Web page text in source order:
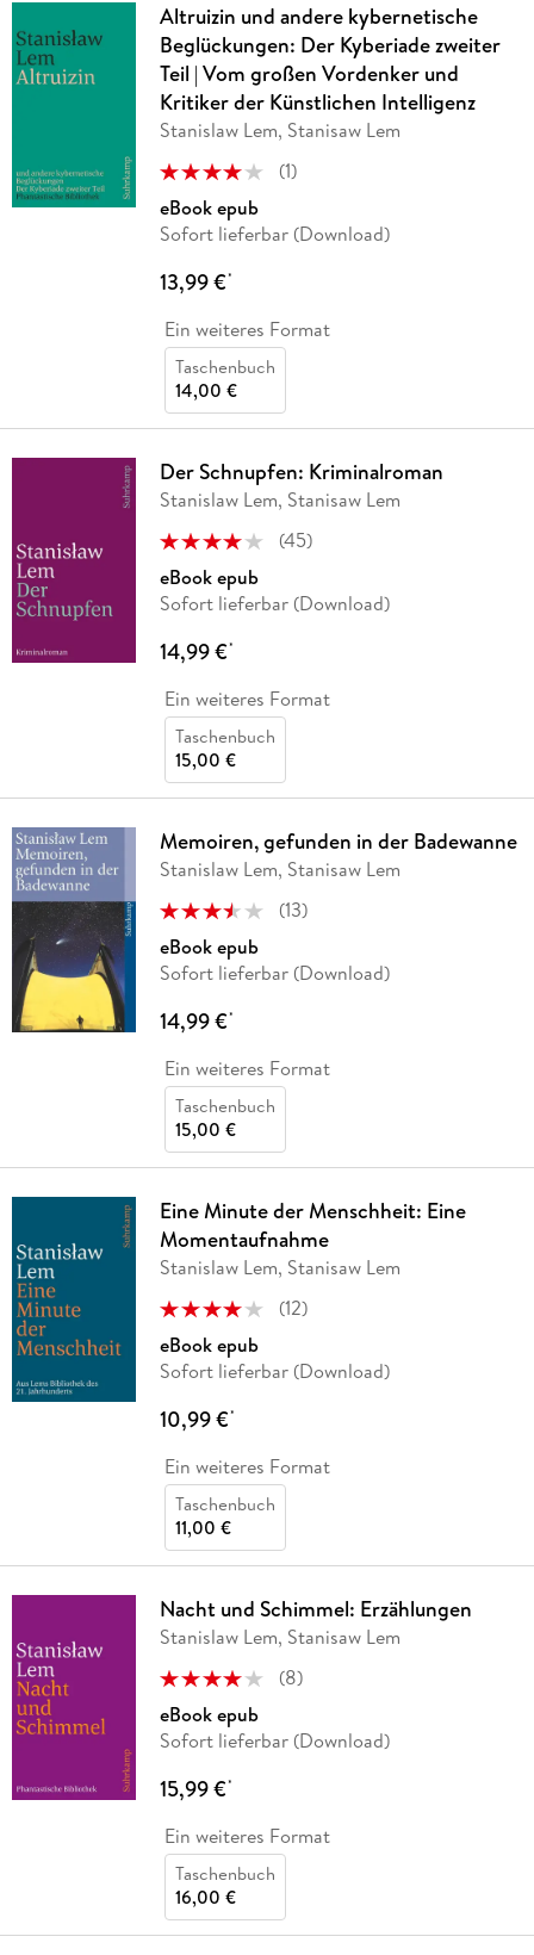
Altruizin und andere kybernetische
Beglückungen: Der Kyberiade zweiter
Teil | Vom großen Vordenker und
Kritiker der Künstlichen Intelligenz
Stanislaw Lem, Stanisaw Lem
(1)
eBook epub
Sofort lieferbar (Download)
13,99 €*
Ein weiteres Format
Taschenbuch
14,00 €
Der Schnupfen: Kriminalroman
Stanislaw Lem, Stanisaw Lem
(45)
eBook epub
Sofort lieferbar (Download)
14,99 €*
Ein weiteres Format
Taschenbuch
15,00 €
Memoiren, gefunden in der Badewanne
Stanislaw Lem, Stanisaw Lem
(13)
eBook epub
Sofort lieferbar (Download)
14,99 €*
Ein weiteres Format
Taschenbuch
15,00 €
Eine Minute der Menschheit: Eine
Momentaufnahme
Stanislaw Lem, Stanisaw Lem
(12)
eBook epub
Sofort lieferbar (Download)
10,99 €*
Ein weiteres Format
Taschenbuch
11,00 €
Nacht und Schimmel: Erzählungen
Stanislaw Lem, Stanisaw Lem
(8)
eBook epub
Sofort lieferbar (Download)
15,99 €*
Ein weiteres Format
Taschenbuch
16,00 €